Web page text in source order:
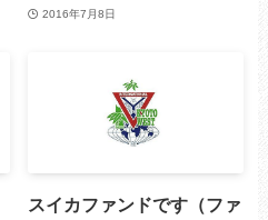
2016年7月8日
スイカファンドです（ファ